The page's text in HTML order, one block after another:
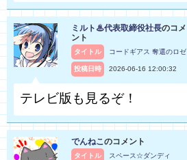
ミルト♨代表取締役社長のコメ
ント
タイトル コードギアス 奪還のロゼ
投稿日時 2026-06-16 12:00:32
テレビ版も見るぞ！
でんねこのコメント
タイトル スペース☆ダンディ